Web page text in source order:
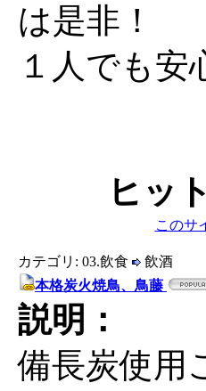
は是非！
１人でも
ヒッ
このサ
カテゴリ: 03.飲食
飲酒
本格炭火焼鳥、鳥藤
説明：
備長炭使用